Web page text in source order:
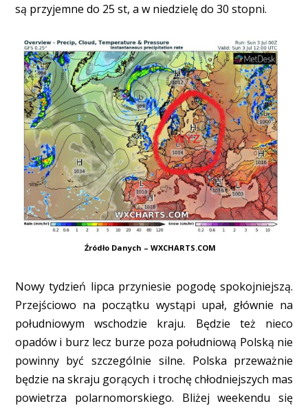
są przyjemne do 25 st, a w niedzielę do 30 stopni.
Źródło Danych – WXCHARTS.COM
Nowy tydzień lipca przyniesie pogodę spokojniejszą.
Przejściowo na początku wystąpi upał, głównie na
południowym wschodzie kraju. Będzie też nieco
opadów i burz lecz burze poza południową Polską nie
powinny być szczególnie silne. Polska przeważnie
będzie na skraju gorących i trochę chłodniejszych mas
powietrza polarnomorskiego. Bliżej weekendu się